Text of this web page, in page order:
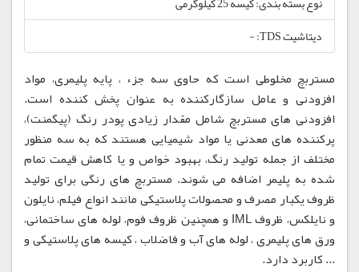
دیتاشیت TDS: -
مستربچ مخلوطی است که حاوی سه جزء ، پایه پلیمری، مواد
افزودنی و عامل سازگارکننده به عنوان پخش کننده است.
افزودنی های مستربچ شامل مقدار زیادی پودر رنگ (پیگمنت)،
پرکننده های معدنی یا مواد شیمیایی هستند که به سه منظور
مختلف از جمله تولید رنگ، بهبود خواص و یا کاهش قیمت تمام
شده به پلیمر اضافه می شوند. مستربچ های رنگی برای تولید
ظروف یکبار مصرف و محصولات پلاستیکی مانند انواع فیلم، نایلون
و نایلکس، ظروف IML و همچنین ظروف فوم، لوله های ساختمانی،
ورق های پلیمری ، لوله های آب و فاضلاب ، کیسه های پلاستیکی و
... کاربرد دارد.